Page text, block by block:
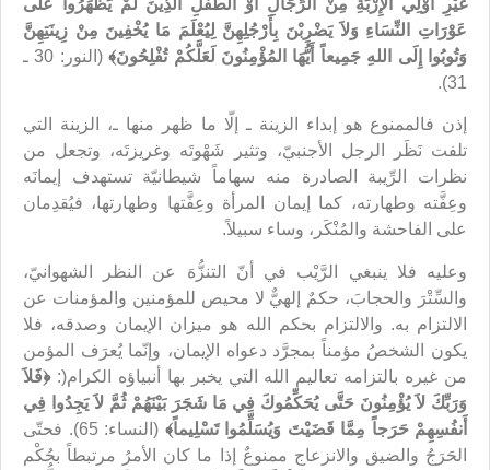
عَوْرَاتِ النِّسَاءِ وَلاَ يَضْرِبْنَ بِأَرْجُلِهِنَّ لِيُعْلَمَ مَا يُخْفِينَ مِنْ زِينَتِهِنَّ
وَتُوبُوا إِلَى اللهِ جَمِيعاً أَيُّهَا المُؤْمِنُونَ لَعَلَّكُمْ تُفْلِحُونَ﴾
(النور: 30 ـ
31).
إذن فالممنوع هو إبداء الزينة ـ إلّا ما ظهر منها ـ، الزينة التي
تلفت نَظَر الرجل الأجنبيّ، وتثير شَهْوتَه وغريزتَه، وتجعل من
نظرات الرِّيبة الصادرة منه سهاماً شيطانيّة تستهدف إيمانَه
وعِفَّته وطهارته، كما إيمان المرأة وعِفَّتها وطهارتها، فيُقدِمان
على الفاحشة والمُنْكَر، وساء سبيلاً.
وعليه فلا ينبغي الرَّيْب في أنّ التنزُّهَ عن النظر الشهوانيّ،
والسِّتْرَ والحجابَ، حكمٌ إلهيٌّ لا محيص للمؤمنين والمؤمنات عن
الالتزام به. والالتزام بحكم الله هو ميزان الإيمان وصدقه، فلا
يكون الشخصُ مؤمناً بمجرَّد دعواه الإيمان، وإنّما يُعرَف المؤمن
من غيره بالتزامه تعاليم الله التي يخبر بها أنبياؤه الكرام(:﴿فَلاَ
وَرَبِّكَ لاَ يُؤْمِنُونَ حَتَّى يُحَكِّمُوكَ فِي مَا شَجَرَ بَيْنَهُمْ ثُمَّ لاَ يَجِدُوا فِي
أَنفُسِهِمْ حَرَجاً مِمَّا قَضَيْتَ وَيُسَلِّمُوا تَسْلِيماً﴾
(النساء: 65). فحتّى
الحَرَجُ والضيق والانزعاج ممنوعٌ إذا ما كان الأمرُ مرتبطاً بحُكْم